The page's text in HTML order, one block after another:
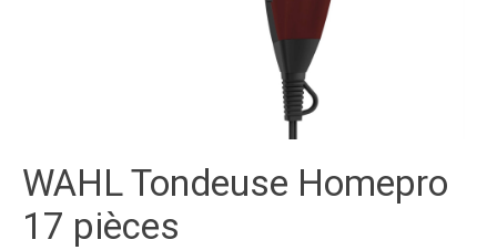
WAHL Tondeuse Homepro
17 pièces